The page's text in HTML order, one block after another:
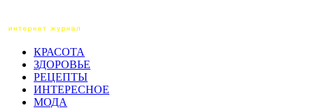
КРАСОТА
ЗДОРОВЬЕ
РЕЦЕПТЫ
ИНТЕРЕСНОЕ
МОДА